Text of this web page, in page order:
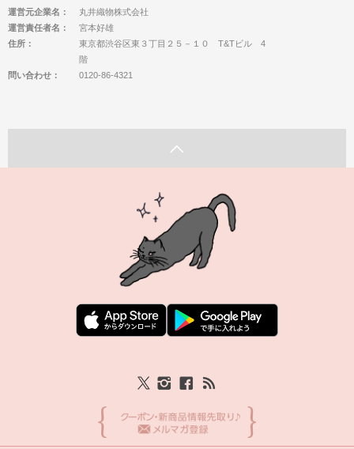
運営元企業名：
丸井織物株式会社
運営責任者名：
宮本好雄
住所：
東京都渋谷区東３丁目２５－１０ T&Tビル 4
階
問い合わせ：
0120-86-4321